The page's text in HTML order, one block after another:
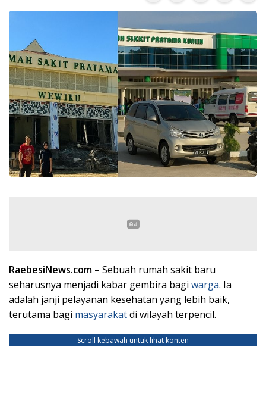
RaebesiNews.com – Sebuah rumah sakit baru
seharusnya menjadi kabar gembira bagi warga. Ia
adalah janji pelayanan kesehatan yang lebih baik,
terutama bagi masyarakatdi wilayah terpencil.
Scroll kebawah untuk lihat konten